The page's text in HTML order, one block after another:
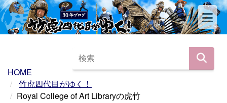
HOME
竹虎四代目がゆく！
Royal College of Art Libraryの虎竹